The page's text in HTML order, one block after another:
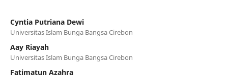
Cyntia Putriana Dewi
Universitas Islam Bunga Bangsa Cirebon
Aay Riayah
Universitas Islam Bunga Bangsa Cirebon
Fatimatun Azahra